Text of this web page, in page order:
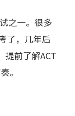
之一。很多
了，几年后
提前了解ACT
。